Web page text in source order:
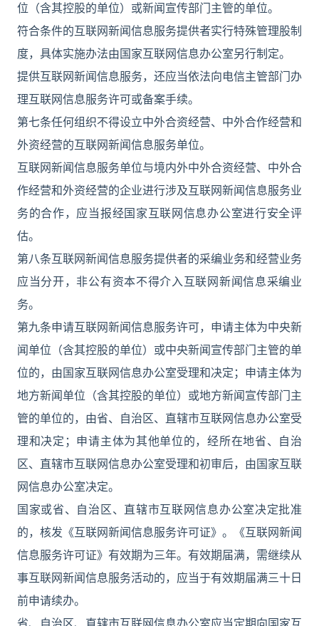
位（含其控股的单位）或新闻宣传部门主管的单位。
符合条件的互联网新闻信息服务提供者实行特殊管理股制
度，具体实施办法由国家互联网信息办公室另行制定。
提供互联网新闻信息服务，还应当依法向电信主管部门办
理互联网信息服务许可或备案手续。
第七条任何组织不得设立中外合资经营、中外合作经营和
外资经营的互联网新闻信息服务单位。
互联网新闻信息服务单位与境内外中外合资经营、中外合
作经营和外资经营的企业进行涉及互联网新闻信息服务业
务的合作，应当报经国家互联网信息办公室进行安全评
估。
第八条互联网新闻信息服务提供者的采编业务和经营业务
应当分开，非公有资本不得介入互联网新闻信息采编业
务。
第九条申请互联网新闻信息服务许可，申请主体为中央新
闻单位（含其控股的单位）或中央新闻宣传部门主管的单
位的，由国家互联网信息办公室受理和决定；申请主体为
地方新闻单位（含其控股的单位）或地方新闻宣传部门主
管的单位的，由省、自治区、直辖市互联网信息办公室受
理和决定；申请主体为其他单位的，经所在地省、自治
区、直辖市互联网信息办公室受理和初审后，由国家互联
网信息办公室决定。
国家或省、自治区、直辖市互联网信息办公室决定批准
的，核发《互联网新闻信息服务许可证》。《互联网新闻
信息服务许可证》有效期为三年。有效期届满，需继续从
事互联网新闻信息服务活动的，应当于有效期届满三十日
前申请续办。
省、自治区、直辖市互联网信息办公室应当定期向国家互